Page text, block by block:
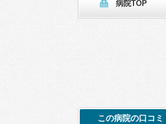
病院TOP
この病院の口コミ